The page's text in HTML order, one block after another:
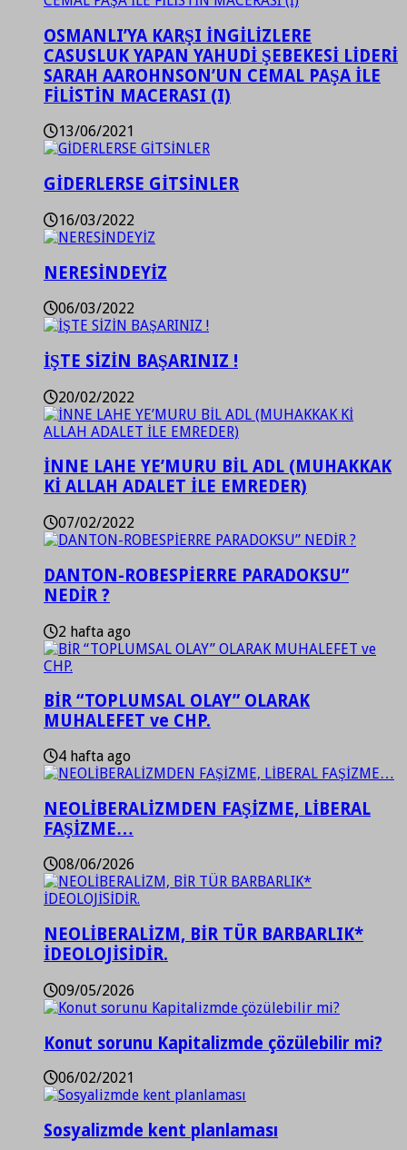
OSMANLI’YA KARŞI İNGİLİZLERE
CASUSLUK YAPAN YAHUDİ ŞEBEKESİ LİDERİ
SARAH AAROHNSON’UN CEMAL PAŞA İLE
FİLİSTİN MACERASI (I)
13/06/2021
GİDERLERSE GİTSİNLER
16/03/2022
NERESİNDEYİZ
06/03/2022
İŞTE SİZİN BAŞARINIZ !
20/02/2022
İNNE LAHE YE’MURU BİL ADL (MUHAKKAK
Kİ ALLAH ADALET İLE EMREDER)
07/02/2022
DANTON-ROBESPİERRE PARADOKSU”
NEDİR ?
2 hafta ago
BİR “TOPLUMSAL OLAY” OLARAK
MUHALEFET ve CHP.
4 hafta ago
NEOLİBERALİZMDEN FAŞİZME, LİBERAL
FAŞİZME…
08/06/2026
NEOLİBERALİZM, BİR TÜR BARBARLIK*
İDEOLOJİSİDİR.
09/05/2026
Konut sorunu Kapitalizmde çözülebilir mi?
06/02/2021
Sosyalizmde kent planlaması